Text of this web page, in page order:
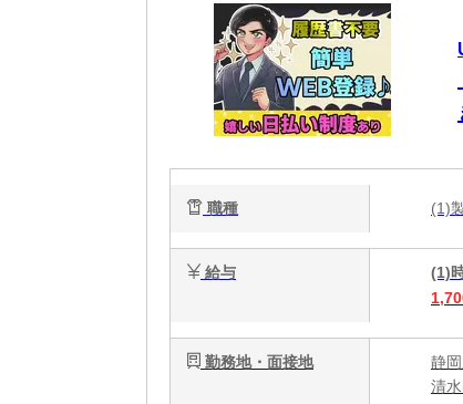
職種 (1)
給与 (1)
勤務地・面接地
静
清